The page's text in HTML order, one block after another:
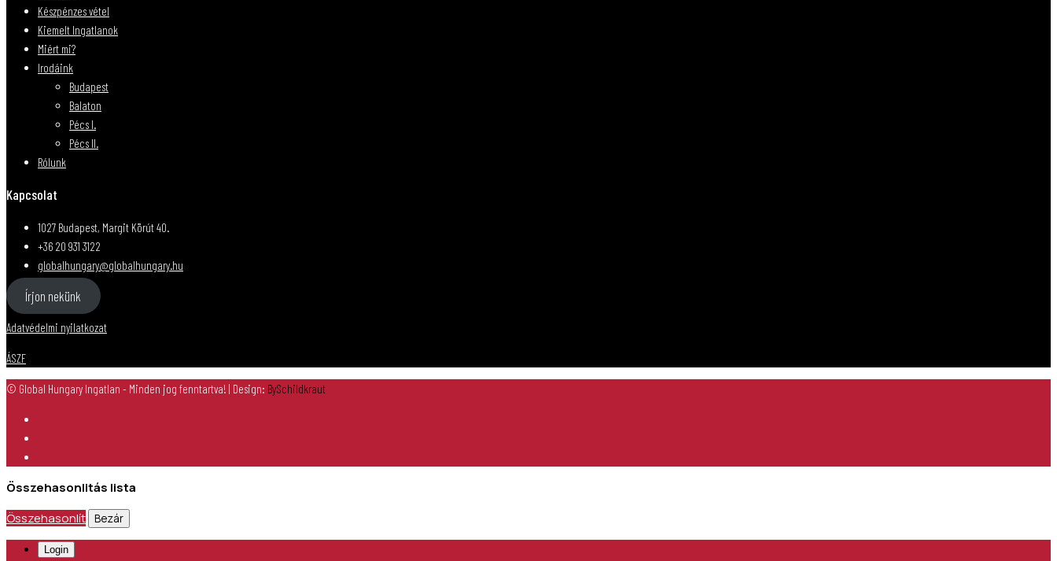
Készpénzes vétel
Kiemelt Ingatlanok
Miért mi?
Irodáink
Budapest
Balaton
Pécs I.
Pécs II.
Rólunk
Kapcsolat
1027 Budapest, Margit Körút 40.
+36 20 931 3122
globalhungary@globalhungary.hu
Írjon nekünk
Adatvédelmi nyilatkozat
ÁSZF
© Global Hungary Ingatlan - Minden jog fenntartva! | Design: BySchildkraut
Összehasonlitás lista
Összehasonlít
Bezár
Login